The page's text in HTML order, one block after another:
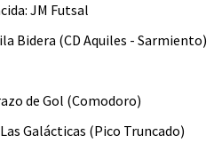
JM Futsal
Bidera (CD Aquiles - Sarmiento)
de Gol (Comodoro)
Galácticas (Pico Truncado)